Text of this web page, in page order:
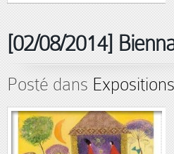
[02/08/2014]
Posté dans